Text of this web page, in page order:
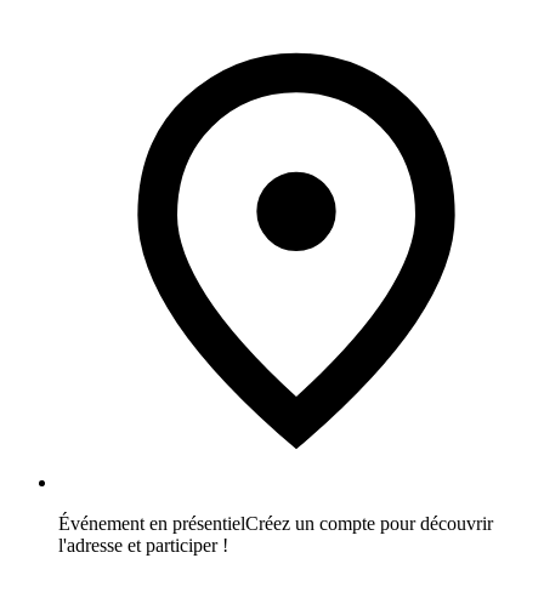
Événement en présentielCréez un compte pour découvrir
l'adresse et participer !